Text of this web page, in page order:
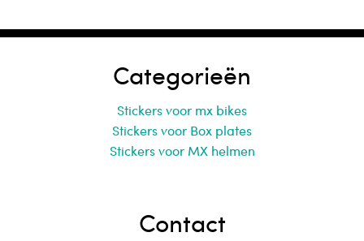
Categorieën
Stickers voor mx bikes
Stickers voor Box plates
Stickers voor MX helmen
Contact